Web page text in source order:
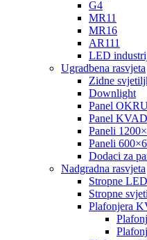
G4
MR11
MR16
AR111
LED
Ugradbena rasvjeta
Zidne
Downlight
Panel
Panel
Paneli
Paneli
Dodaci za
Nadgradna rasvjeta
Stropne
Stropne
Plafonjera